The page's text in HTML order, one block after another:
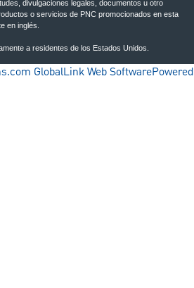
divulgaciones legales, documentos u otro
o servicios de PNC promocionados en esta
en inglés.
a residentes de los Estados Unidos.
Powered